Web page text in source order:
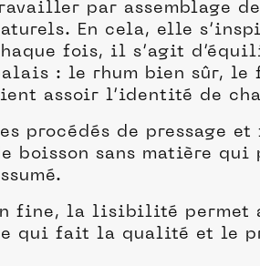
par assemblage
En cela, elle
fois, il s’agit
: le rhum bien sûr, le
assoir l’identité de
procédés de pressage
boisson sans matière
fine, la lisibilité permet
qui fait la qualité et le